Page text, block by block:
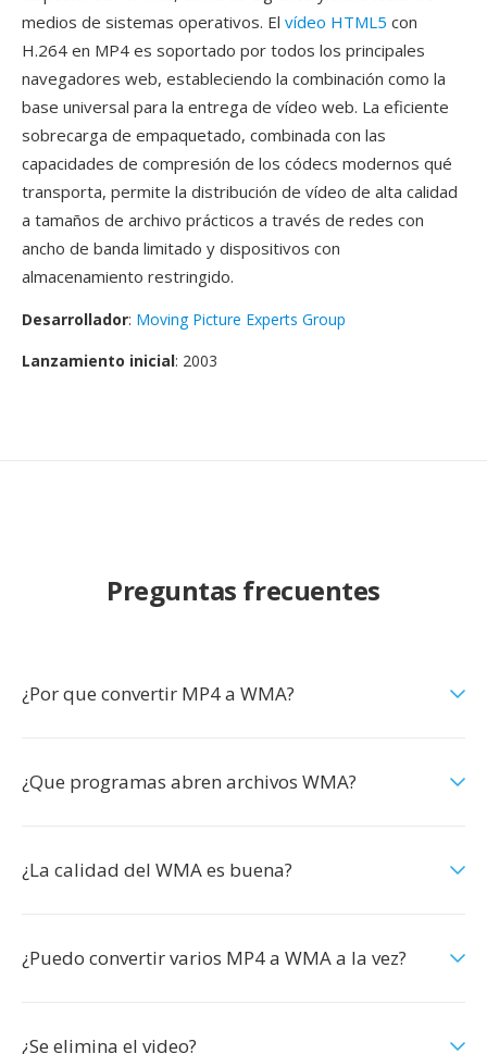
medios de sistemas operativos. El vídeo HTML5 con
H.264 en MP4 es soportado por todos los principales
navegadores web, estableciendo la combinación como la
base universal para la entrega de vídeo web. La eficiente
sobrecarga de empaquetado, combinada con las
capacidades de compresión de los códecs modernos qué
transporta, permite la distribución de vídeo de alta calidad
a tamaños de archivo prácticos a través de redes con
ancho de banda limitado y dispositivos con
almacenamiento restringido.
Desarrollador: Moving Picture Experts Group
Lanzamiento inicial: 2003
Preguntas frecuentes
¿Por que convertir MP4 a WMA?
¿Que programas abren archivos WMA?
¿La calidad del WMA es buena?
¿Puedo convertir varios MP4 a WMA a la vez?
¿Se elimina el video?